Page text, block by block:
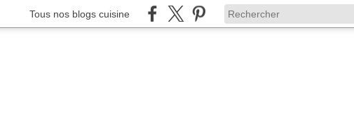
Tous nos blogs cuisine